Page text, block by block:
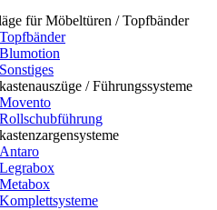
für Möbeltüren / Topfbänder
Topfbänder
Blumotion
Sonstiges
/ Führungssysteme
Movento
Rollschubführung
Antaro
Legrabox
Metabox
Komplettsysteme